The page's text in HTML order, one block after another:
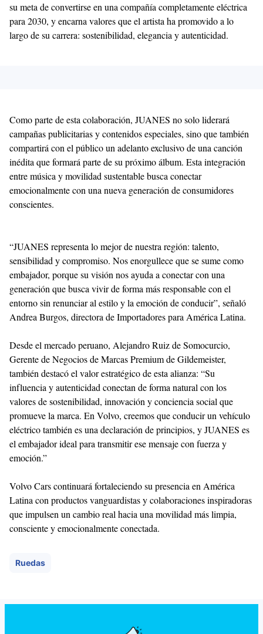
su meta de convertirse en una compañía completamente eléctrica
para 2030, y encarna valores que el artista ha promovido a lo
largo de su carrera: sostenibilidad, elegancia y autenticidad.
Como parte de esta colaboración, JUANES no solo liderará
campañas publicitarias y contenidos especiales, sino que también
compartirá con el público un adelanto exclusivo de una canción
inédita que formará parte de su próximo álbum. Esta integración
entre música y movilidad sustentable busca conectar
emocionalmente con una nueva generación de consumidores
conscientes.
“JUANES representa lo mejor de nuestra región: talento,
sensibilidad y compromiso. Nos enorgullece que se sume como
embajador, porque su visión nos ayuda a conectar con una
generación que busca vivir de forma más responsable con el
entorno sin renunciar al estilo y la emoción de conducir”, señaló
Andrea Burgos, directora de Importadores para América Latina.
Desde el mercado peruano, Alejandro Ruiz de Somocurcio,
Gerente de Negocios de Marcas Premium de Gildemeister,
también destacó el valor estratégico de esta alianza: “Su
influencia y autenticidad conectan de forma natural con los
valores de sostenibilidad, innovación y conciencia social que
promueve la marca. En Volvo, creemos que conducir un vehículo
eléctrico también es una declaración de principios, y JUANES es
el embajador ideal para transmitir ese mensaje con fuerza y
emoción.”
Volvo Cars continuará fortaleciendo su presencia en América
Latina con productos vanguardistas y colaboraciones inspiradoras
que impulsen un cambio real hacia una movilidad más limpia,
consciente y emocionalmente conectada.
Ruedas